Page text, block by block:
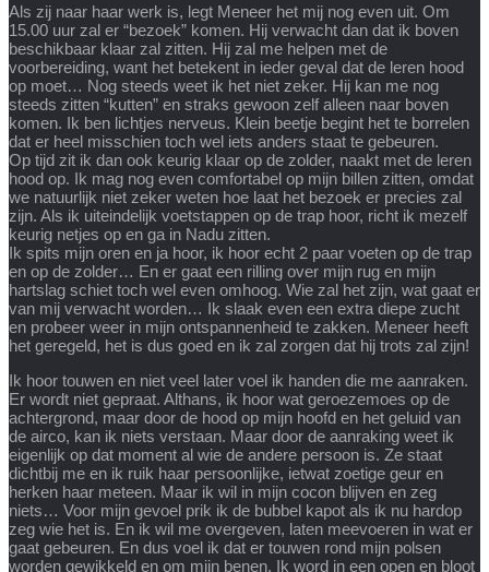
Als zij naar haar werk is, legt Meneer het mij nog even uit. Om
15.00 uur zal er “bezoek” komen. Hij verwacht dan dat ik boven
beschikbaar klaar zal zitten. Hij zal me helpen met de
voorbereiding, want het betekent in ieder geval dat de leren hood
op moet… Nog steeds weet ik het niet zeker. Hij kan me nog
steeds zitten “kutten” en straks gewoon zelf alleen naar boven
komen. Ik ben lichtjes nerveus. Klein beetje begint het te borrelen
dat er heel misschien toch wel iets anders staat te gebeuren.
Op tijd zit ik dan ook keurig klaar op de zolder, naakt met de leren
hood op. Ik mag nog even comfortabel op mijn billen zitten, omdat
we natuurlijk niet zeker weten hoe laat het bezoek er precies zal
zijn. Als ik uiteindelijk voetstappen op de trap hoor, richt ik mezelf
keurig netjes op en ga in Nadu zitten.
Ik spits mijn oren en ja hoor, ik hoor echt 2 paar voeten op de trap
en op de zolder… En er gaat een rilling over mijn rug en mijn
hartslag schiet toch wel even omhoog. Wie zal het zijn, wat gaat er
van mij verwacht worden… Ik slaak even een extra diepe zucht
en probeer weer in mijn ontspannenheid te zakken. Meneer heeft
het geregeld, het is dus goed en ik zal zorgen dat hij trots zal zijn!
Ik hoor touwen en niet veel later voel ik handen die me aanraken.
Er wordt niet gepraat. Althans, ik hoor wat geroezemoes op de
achtergrond, maar door de hood op mijn hoofd en het geluid van
de airco, kan ik niets verstaan. Maar door de aanraking weet ik
eigenlijk op dat moment al wie de andere persoon is. Ze staat
dichtbij me en ik ruik haar persoonlijke, ietwat zoetige geur en
herken haar meteen. Maar ik wil in mijn cocon blijven en zeg
niets… Voor mijn gevoel prik ik de bubbel kapot als ik nu hardop
zeg wie het is. En ik wil me overgeven, laten meevoeren in wat er
gaat gebeuren. En dus voel ik dat er touwen rond mijn polsen
worden gewikkeld en om mijn benen. Ik word in een open en bloot